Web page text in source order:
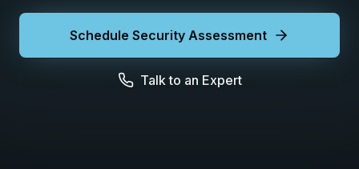
Schedule Security Assessment
Talk to an Expert